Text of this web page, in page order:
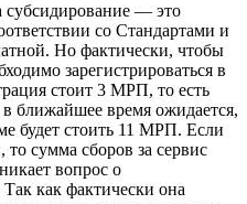
субсидирование — это
со Стандартами и
Но фактически, чтобы
зарегистрироваться в
стоит 3 МРП, то есть
ближайшее время ожидается,
будет стоить 11 МРП. Если
то сумма сборов за сервис
вопрос о
как фактически она